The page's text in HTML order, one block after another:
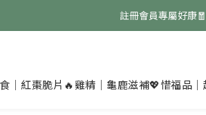
免費領取『均衡養生飲』點
註冊會員專屬好康🧧
｜紅棗脆片 🔥雞精｜龜鹿滋補💖惜福品